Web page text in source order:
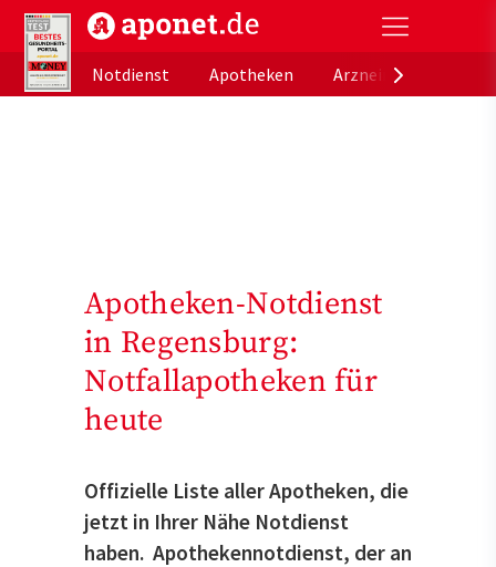
aponet.de - Das offizielle Gesundheitsportal der
Notdienst
Apotheken
Apotheken-Notdienst
in Regensburg:
Notfallapotheken für
heute
Offizielle Liste aller Apotheken, die
jetzt in Ihrer Nähe Notdienst
haben. Apothekennotdienst, der an